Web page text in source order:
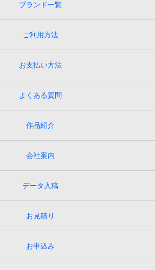
ブランド一覧
ご利用方法
お支払い方法
よくある質問
作品紹介
会社案内
データ入稿
お見積り
お申込み